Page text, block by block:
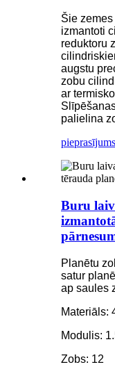
Šie
izmantoti
reduktoru
augstu
zobu
ar
palielina
pieprasījums
Buru
Planētu
satur
ap saules
Materiāls:
Modulis:
Zobs: 12